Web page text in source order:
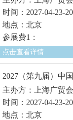
时间：2027-04-23-
地点：北京
参展费1：
点击查看详情
2027（第九届）中
主办方：上海广贸
时间：2027-04-23-
地点：北京